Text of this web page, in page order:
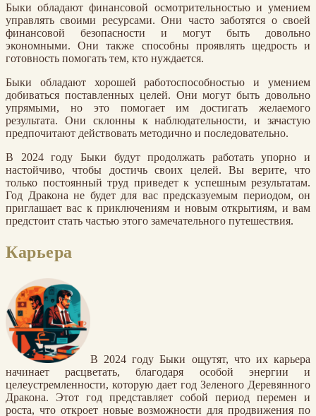
Быки обладают финансовой осмотрительностью и умением
управлять своими ресурсами. Они часто заботятся о своей
финансовой безопасности и могут быть довольно
экономными. Они также способны проявлять щедрость и
готовность помогать тем, кто нуждается.
Быки обладают хорошей работоспособностью и умением
добиваться поставленных целей. Они могут быть довольно
упрямыми, но это помогает им достигать желаемого
результата. Они склонны к наблюдательности, и зачастую
предпочитают действовать методично и последовательно.
В 2024 году Быки будут продолжать работать упорно и
настойчиво, чтобы достичь своих целей. Вы верите, что
только постоянный труд приведет к успешным результатам.
Год Дракона не будет для вас предсказуемым периодом, он
приглашает вас к приключениям и новым открытиям, и вам
предстоит стать частью этого замечательного путешествия.
Карьера
В 2024 году Быки ощутят, что их карьера
начинает расцветать, благодаря особой энергии и
целеустремленности, которую дает год Зеленого Деревянного
Дракона. Этот год представляет собой период перемен и
роста, что откроет новые возможности для продвижения по